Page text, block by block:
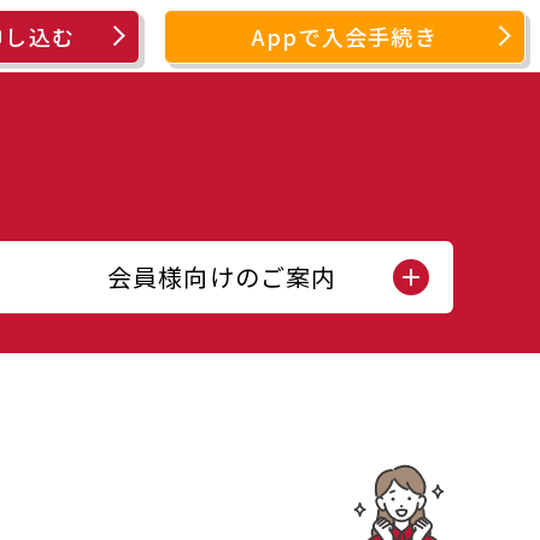
込む Appで入会手続き
会員様向けのご案内